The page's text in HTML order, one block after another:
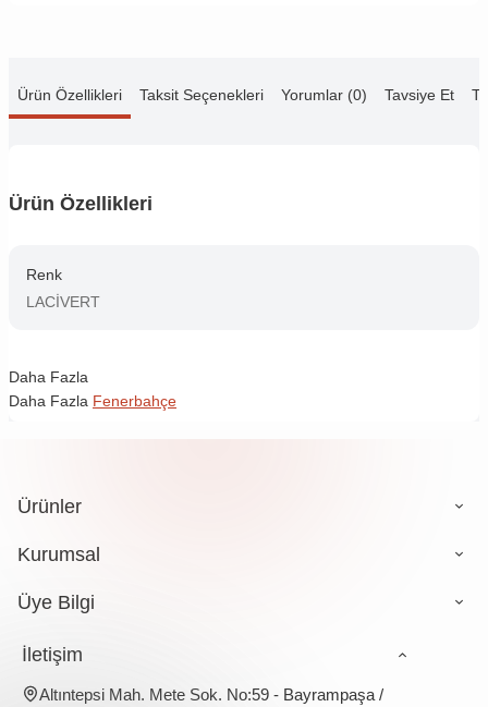
Ürün Özellikleri Taksit Seçenekleri Yorumlar (0) Tavsiye Et
Ürün Özellikleri
Renk
LACİVERT
Daha Fazla
Daha Fazla Fenerbahçe
Ürünler
Kurumsal
Üye Bilgi
İletişim
Altıntepsi Mah. Mete Sok. No:59 - Bayrampaşa /